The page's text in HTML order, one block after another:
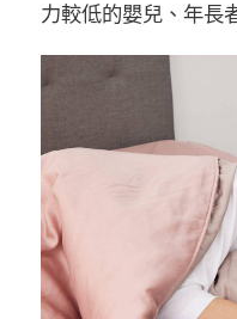
力較低的嬰兒、年長